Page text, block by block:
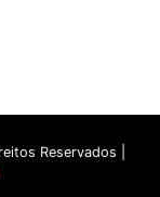
Reservados |